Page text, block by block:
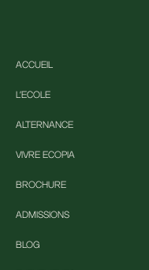
ACCUEIL
L'ECOLE
ALTERNANCE
VIVRE ECOPIA
BROCHURE
ADMISSIONS
BLOG